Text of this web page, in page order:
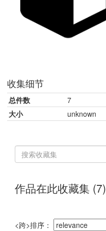
收集细节
总件数
7
大小
unknown
搜
索
集
Reports
作品在此收藏集 (7)
对
<跨>排序：